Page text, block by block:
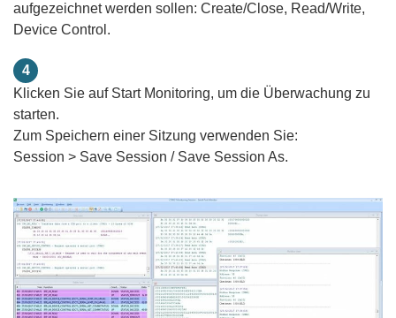
aufgezeichnet werden sollen: Create/Close, Read/Write,
Device Control.
4
Klicken Sie auf Start Monitoring, um die Überwachung zu
starten.
Zum Speichern einer Sitzung verwenden Sie:
Session > Save Session / Save Session As.